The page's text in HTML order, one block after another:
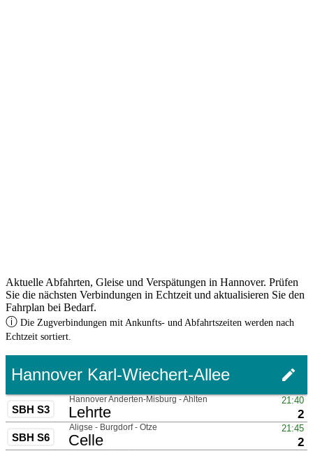
Aktuelle Abfahrten, Gleise und Verspätungen in Hannover. Prüfen
Sie die nächsten Verbindungen in Echtzeit und aktualisieren Sie den
Fahrplan bei Bedarf.
ⓘ Die Zugverbindungen mit Ankunfts- und Abfahrtszeiten werden nach
Echtzeit sortiert.